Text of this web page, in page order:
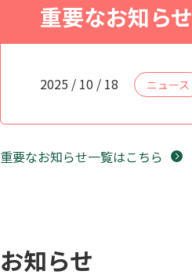
重要なお知らせ
2025 / 10 / 18 ニュース
重要なお知らせ一覧はこちら
お知らせ